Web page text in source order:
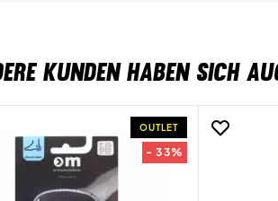
KUNDEN HABEN SICH
OUTLET
- 33%